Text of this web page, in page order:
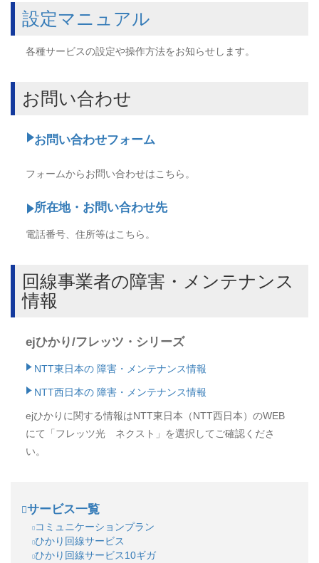
設定マニュアル
各種サービスの設定や操作方法をお知らせします。
お問い合わせ
お問い合わせフォーム
フォームからお問い合わせはこちら。
所在地・お問い合わせ先
電話番号、住所等はこちら。
回線事業者の障害・メンテナンス
情報
ejひかり/フレッツ・シリーズ
NTT東日本の 障害・メンテナンス情報
NTT西日本の 障害・メンテナンス情報
ejひかりに関する情報はNTT東日本（NTT西日本）のWEB
にて「フレッツ光 ネクスト」を選択してご確認くださ
い。
サービス一覧
コミュニケーションプラン
ひかり回線サービス
ひかり回線サービス10ギガ